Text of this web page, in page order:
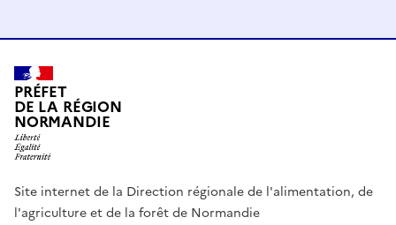
PRÉFET
DE LA RÉGION
NORMANDIE
Site internet de la Direction régionale de l'alimentation, de
l'agriculture et de la forêt de Normandie